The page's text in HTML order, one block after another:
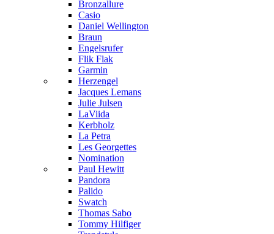
Bronzallure
Casio
Daniel Wellington
Braun
Engelsrufer
Flik Flak
Garmin
Herzengel
Jacques Lemans
Julie Julsen
LaViida
Kerbholz
La Petra
Les Georgettes
Nomination
Paul Hewitt
Pandora
Palido
Swatch
Thomas Sabo
Tommy Hilfiger